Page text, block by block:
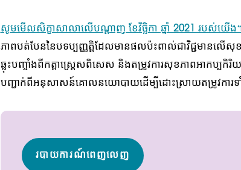
សូមមើលសិក្ខាសាលាលើបណ្តាញ ខែវិច្ឆិកា ឆ្នាំ 2021 របស់យើង
ភាពបត់បែននៃបទប្បញ្ញត្តិដែលមានផលប៉ះពាល់ជាវិជ្ជមានលើ
ឆ្លុះបញ្ចាំងពីកត្តាស្ត្រេសពិសេស និងតម្រូវការសុខភាពអាកប្បកិ
បញ្ជាក់ពីអនុសាសន៍គោលនយោបាយដើម្បីដោះស្រាយតម្រូវការទ
របាយការណ៍ពេញលេញ